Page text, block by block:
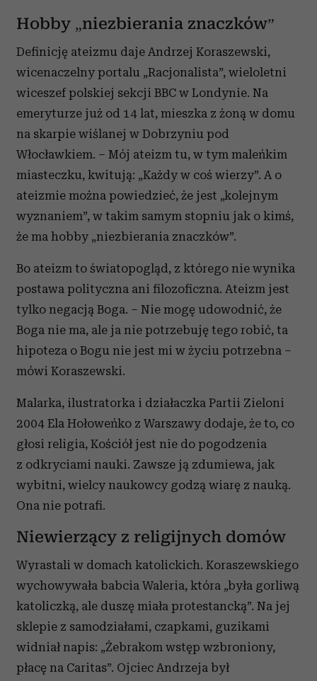
Hobby „niezbierania znaczków”
Definicję ateizmu daje Andrzej Koraszewski,
wicenaczelny portalu „Racjonalista”, wieloletni
wiceszef polskiej sekcji BBC w Londynie. Na
emeryturze już od 14 lat, mieszka z żoną w domu
na skarpie wiślanej w Dobrzyniu pod
Włocławkiem. – Mój ateizm tu, w tym maleńkim
miasteczku, kwitują: „Każdy w coś wierzy”. A o
ateizmie można powiedzieć, że jest „kolejnym
wyznaniem”, w takim samym stopniu jak o kimś,
że ma hobby „niezbierania znaczków”.
Bo ateizm to światopogląd, z którego nie wynika
postawa polityczna ani filozoficzna. Ateizm jest
tylko negacją Boga. – Nie mogę udowodnić, że
Boga nie ma, ale ja nie potrzebuję tego robić, ta
hipoteza o Bogu nie jest mi w życiu potrzebna –
mówi Koraszewski.
Malarka, ilustratorka i działaczka Partii Zieloni
2004 Ela Hołoweńko z Warszawy dodaje, że to, co
głosi religia, Kościół jest nie do pogodzenia
z odkryciami nauki. Zawsze ją zdumiewa, jak
wybitni, wielcy naukowcy godzą wiarę z nauką.
Ona nie potrafi.
Niewierzący z religijnych domów
Wyrastali w domach katolickich. Koraszewskiego
wychowywała babcia Waleria, która „była gorliwą
katoliczką, ale duszę miała protestancką”. Na jej
sklepie z samodziałami, czapkami, guzikami
widniał napis: „Żebrakom wstęp wzbroniony,
płacę na Caritas”. Ojciec Andrzeja był